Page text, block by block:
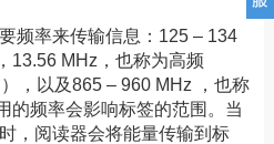
频率来传输信息：125 – 134
13.56 MHz，也称为高频
，以及865 – 960 MHz ，也称
的频率会影响标签的范围。当
，阅读器会将能量传输到标